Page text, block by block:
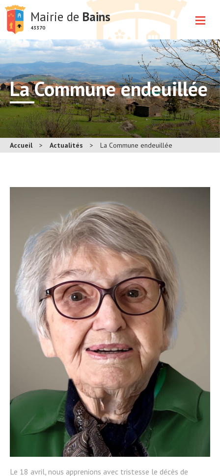
Mairie de Bains
43370
La Commune endeuillée
Accueil > Actualités > La Commune endeuillée
Le 18 avril, nous apprenions avec tristesse le décès de